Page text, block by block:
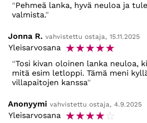
Pehmeä lanka, hyvä neuloa ja
valmista.
Jonna R. vahvistettu ostaja, 15.11.2025
Yleisarvosana ☆☆☆☆☆
Tosi kivan oloinen lanka neuloa,
mitä esim letloppi. Tämä meni
villapaitojen kanssa
Anonyymi vahvistettu ostaja, 4.9.2025
Yleisarvosana ☆☆☆☆☆